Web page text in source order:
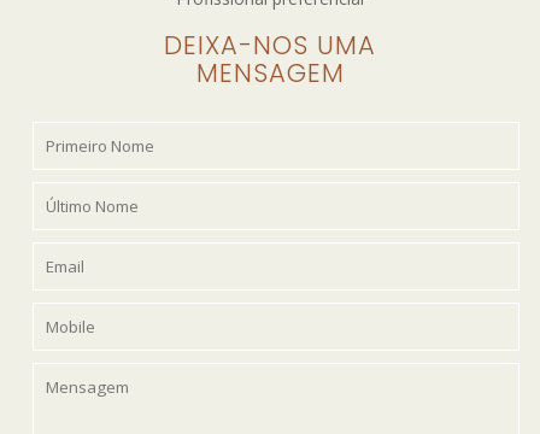
DEIXA-NOS UMA
MENSAGEM